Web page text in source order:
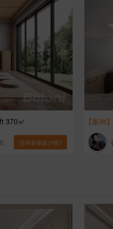
370㎡
这样装修多少钱?
【案例】